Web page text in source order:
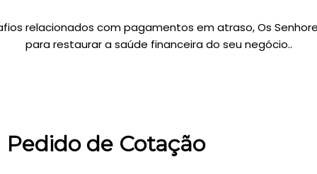
relacionados com pagamentos em atraso, Os
para restaurar a saúde financeira do seu negócio..
Pedido de Cotação